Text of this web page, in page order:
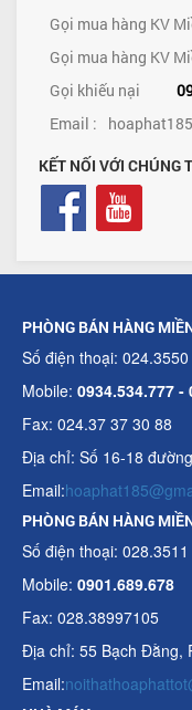
Gọi mua hàng KV
Gọi mua hàng KV
Gọi khiếu nại
Email :
KẾT NỐI VỚI CHÚNG
PHÒNG BÁN HÀNG
Số điện thoại:
Mobile: 0934.534.777 -
Fax: 024.37 37 30 88
Địa chỉ: Số 16-18
Email:
PHÒNG BÁN HÀNG
Số điện thoại:
Mobile: 0901.689.678
Fax: 028.38997105
Địa chỉ: 55 Bạch Đằng,
Email: